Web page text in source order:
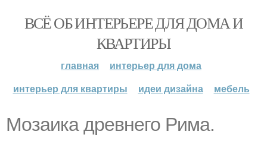
ВСЁ ОБ ИНТЕРЬЕРЕ ДЛЯ ДОМА И
КВАРТИРЫ
главная
интерьер для дома
интерьер для квартиры
идеи дизайна мебель
Мозаика древнего Рима.